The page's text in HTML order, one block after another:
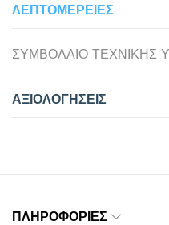
ΛΕΠΤΟΜΈΡΕΙΕΣ
ΣΥΜΒΟΛΑΙΟ ΤΕΧΝΙΚΗΣ
ΑΞΙΟΛΟΓΉΣΕΙΣ
ΠΛΗΡΟΦΟΡΊΕΣ